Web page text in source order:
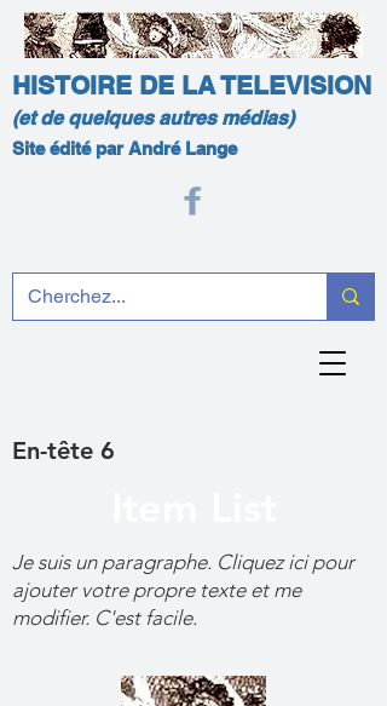
HISTOIRE DE LA TELEVISION
(et de quelques autres médias)
Site édité par André Lange
En-tête 6
Je suis un paragraphe. Cliquez ici pour
ajouter votre propre texte et me
modifier. C'est facile.